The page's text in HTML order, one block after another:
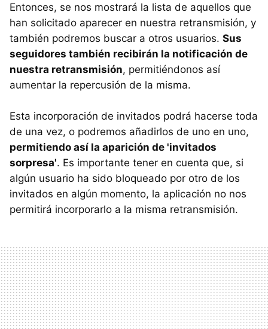
Entonces, se nos mostrará la lista de aquellos que
han solicitado aparecer en nuestra retransmisión, y
también podremos buscar a otros usuarios. Sus
seguidores también recibirán la notificación de
nuestra retransmisión, permitiéndonos así
aumentar la repercusión de la misma.
Esta incorporación de invitados podrá hacerse toda
de una vez, o podremos añadirlos de uno en uno,
permitiendo así la aparición de 'invitados
sorpresa'. Es importante tener en cuenta que, si
algún usuario ha sido bloqueado por otro de los
invitados en algún momento, la aplicación no nos
permitirá incorporarlo a la misma retransmisión.